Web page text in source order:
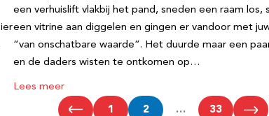
een verhuislift vlakbij het pand, sneden een raam los,
een vitrine aan diggelen en gingen er vandoor met
“van onschatbare waarde”. Het duurde maar een
en de daders wisten te ontkomen op…
Lees meer
1 2 … 33